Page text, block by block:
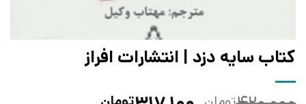
کتاب سایه دزد | انتشارات افراز